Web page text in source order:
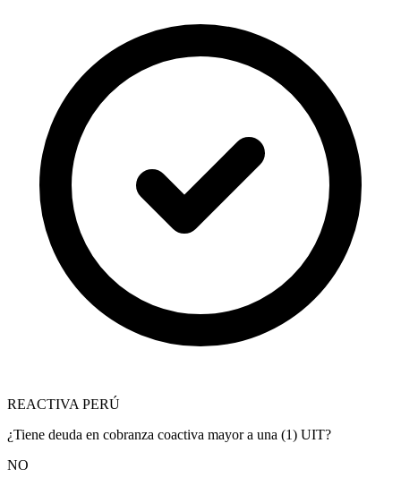
REACTIVA PERÚ
¿Tiene deuda en cobranza coactiva mayor a una (1) UIT?
NO